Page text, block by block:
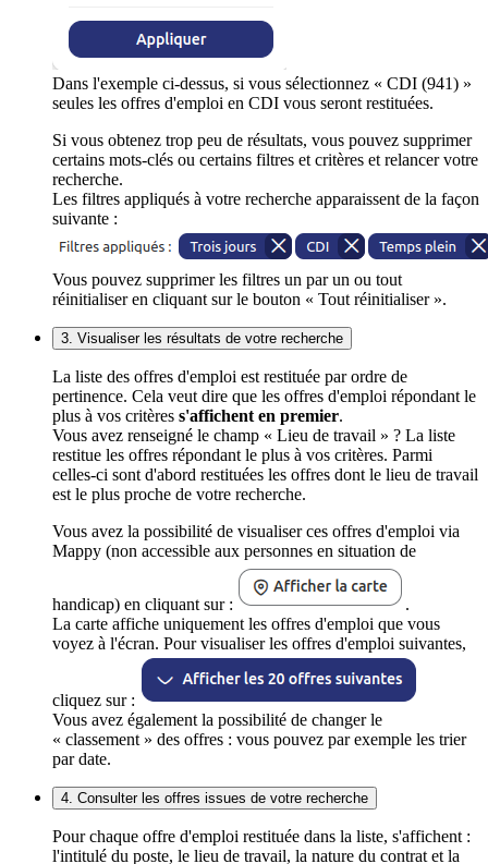
Dans l'exemple ci-dessus, si vous sélectionnez « CDI (941) »
seules les offres d'emploi en CDI vous seront restituées.
Si vous obtenez trop peu de résultats, vous pouvez supprimer
certains mots-clés ou certains filtres et critères et relancer votre
recherche.
Les filtres appliqués à votre recherche apparaissent de la façon
suivante :
Vous pouvez supprimer les filtres un par un ou tout
réinitialiser en cliquant sur le bouton « Tout réinitialiser ».
3. Visualiser les résultats de votre recherche
La liste des offres d'emploi est restituée par ordre de
pertinence. Cela veut dire que les offres d'emploi répondant le
plus à vos critères s'affichent en premier.
Vous avez renseigné le champ « Lieu de travail » ? La liste
restitue les offres répondant le plus à vos critères. Parmi
celles-ci sont d'abord restituées les offres dont le lieu de travail
est le plus proche de votre recherche.
Vous avez la possibilité de visualiser ces offres d'emploi via
Mappy (non accessible aux personnes en situation de
handicap) en cliquant sur :
.
La carte affiche uniquement les offres d'emploi que vous
voyez à l'écran. Pour visualiser les offres d'emploi suivantes,
cliquez sur :
Vous avez également la possibilité de changer le
« classement » des offres : vous pouvez par exemple les trier
par date.
4. Consulter les offres issues de votre recherche
Pour chaque offre d'emploi restituée dans la liste, s'affichent :
l'intitulé du poste, le lieu de travail, la nature du contrat et la